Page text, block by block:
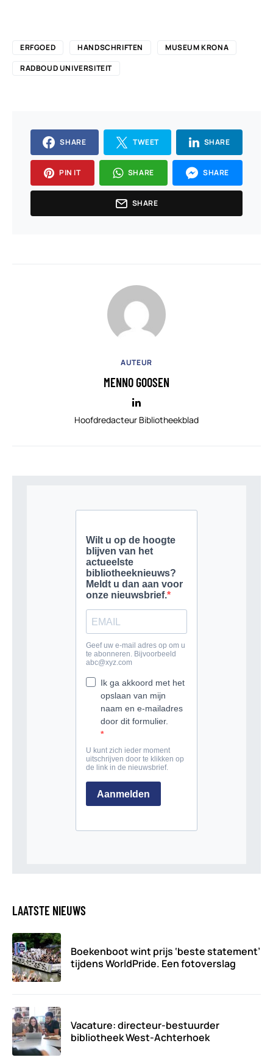
ERFGOED HANDSCHRIFTEN
MUSEUM KRONA
RADBOUD UNIVERSITEIT
SHARE TWEET SHARE
PIN IT SHARE SHARE
SHARE
AUTEUR
MENNO GOOSEN
Hoofdredacteur Bibliotheekblad
LAATSTE NIEUWS
Boekenboot wint prijs ‘beste statement’
tijdens WorldPride. Een fotoverslag
Vacature: directeur-bestuurder
bibliotheek West-Achterhoek